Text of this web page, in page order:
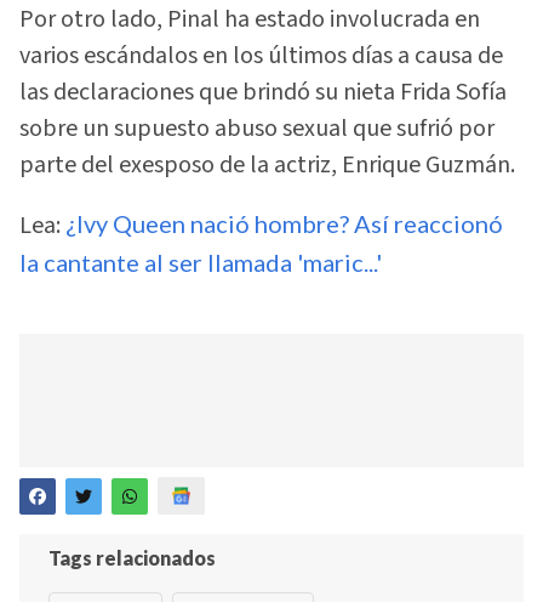
Por otro lado, Pinal ha estado involucrada en
varios escándalos en los últimos días a causa de
las declaraciones que brindó su nieta Frida Sofía
sobre un supuesto abuso sexual que sufrió por
parte del exesposo de la actriz, Enrique Guzmán.
Lea: ¿Ivy Queen nació hombre? Así reaccionó
la cantante al ser llamada 'maric...'
Tags relacionados